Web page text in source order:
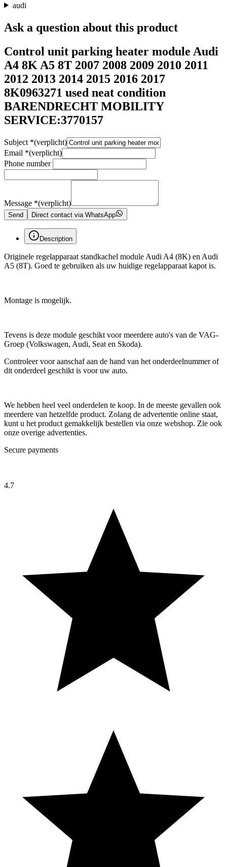
audi
Ask a question about this product
Control unit parking heater module Audi
A4 8K A5 8T 2007 2008 2009 2010 2011
2012 2013 2014 2015 2016 2017
8K0963271 used neat condition
BARENDRECHT MOBILITY
SERVICE:3770157
Subject *(verplicht)
Email *(verplicht)
Phone number
Message *(verplicht)
Send Direct contact via WhatsApp
Description
Originele regelapparaat standkachel module Audi A4 (8K) en Audi
A5 (8T). Goed te gebruiken als uw huidige regelapparaat kapot is.
Montage is mogelijk.
Tevens is deze module geschikt voor meerdere auto's van de VAG-
Groep (Volkswagen, Audi, Seat en Skoda).
Controleer voor aanschaf aan de hand van het onderdeelnummer of
dit onderdeel geschikt is voor uw auto.
We hebben heel veel onderdelen te koop. In de meeste gevallen ook
meerdere van hetzelfde product. Zolang de advertentie online staat,
kunt u het product gemakkelijk bestellen via onze webshop. Zie ook
onze overige advertenties.
Secure payments
4.7